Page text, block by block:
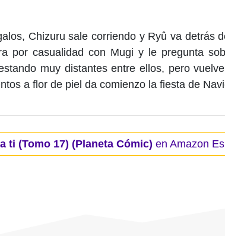
Chizuru sale corriendo y Ryû va detrás
por casualidad con Mugi y le pregunta
muy distantes entre ellos, pero
a flor de piel da comienzo la fiesta de
ti (Tomo 17) (Planeta Cómic) en Amazon